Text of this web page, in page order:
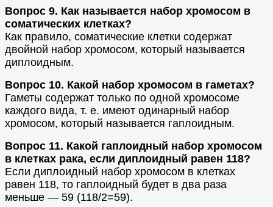
Вопрос 9. Как называется набор хромосом в
соматических клетках?
Как правило, соматические клетки содержат
двойной набор хромосом, который называется
диплоидным.
Вопрос 10. Какой набор хромосом в гаметах?
Гаметы содержат только по одной хромосоме
каждого вида, т. е. имеют одинарный набор
хромосом, который называется гаплоидным.
Вопрос 11. Какой гаплоидный набор хромосом
в клетках рака, если диплоидный равен 118?
Если диплоидный набор хромосом в клетках
равен 118, то гаплоидный будет в два раза
меньше — 59 (118/2=59).